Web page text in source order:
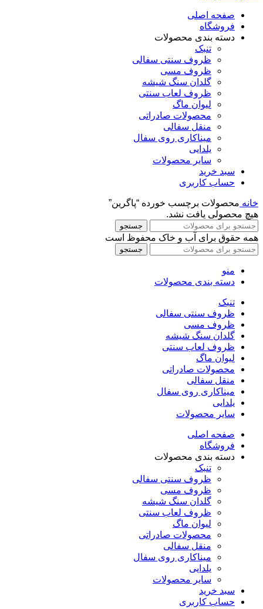
صفحه اصلی
فروشگاه
دسته بندی محصولات
تنبک
ظروف سنتی سفالی
ظروف مسی
گلدان سنگ شیشه
ظروف لعاب سنتی
لیوان ماگ
محصولات صادراتی
منقل سفالی
میناکاری روی سفال
یلدایی
سایر محصولات
سبد خرید
حساب کاربری
خانه محصولات برچسب خورده “پاگرین”
هیچ محصولی یافت نشد.
جستجو
همه حقوق برای آب و خاک محفوظ است
جستجو
منو
دسته بندی محصولات
تنبک
ظروف سنتی سفالی
ظروف مسی
گلدان سنگ شیشه
ظروف لعاب سنتی
لیوان ماگ
محصولات صادراتی
منقل سفالی
میناکاری روی سفال
یلدایی
سایر محصولات
صفحه اصلی
فروشگاه
دسته بندی محصولات
تنبک
ظروف سنتی سفالی
ظروف مسی
گلدان سنگ شیشه
ظروف لعاب سنتی
لیوان ماگ
محصولات صادراتی
منقل سفالی
میناکاری روی سفال
یلدایی
سایر محصولات
سبد خرید
حساب کاربری